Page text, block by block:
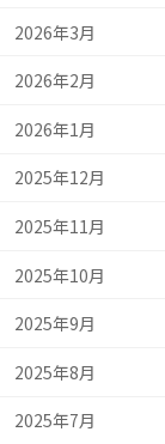
2026年3月
2026年2月
2026年1月
2025年12月
2025年11月
2025年10月
2025年9月
2025年8月
2025年7月